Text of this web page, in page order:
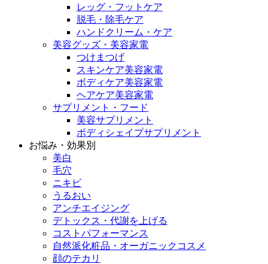
レッグ・フットケア
脱毛・除毛ケア
ハンドクリーム・ケア
美容グッズ・美容家電
つけまつげ
スキンケア美容家電
ボディケア美容家電
ヘアケア美容家電
サプリメント・フード
美容サプリメント
ボディシェイプサプリメント
お悩み・効果別
美白
毛穴
ニキビ
うるおい
アンチエイジング
デトックス・代謝を上げる
コストパフォーマンス
自然派化粧品・オーガニックコスメ
顔のテカリ